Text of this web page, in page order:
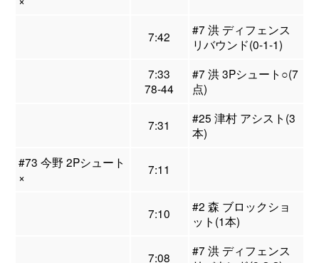
7:42
#7 洪 ディフェンス
リバウンド(0-1-1)
7:33
78-44
#7 洪 3Pシュート○(7
点)
7:31
#25 津村 アシスト(3
本)
#73 今野 2Pシュート
×
7:11
7:10
#2 森 ブロックショ
ット(1本)
7:08
#7 洪 ディフェンス